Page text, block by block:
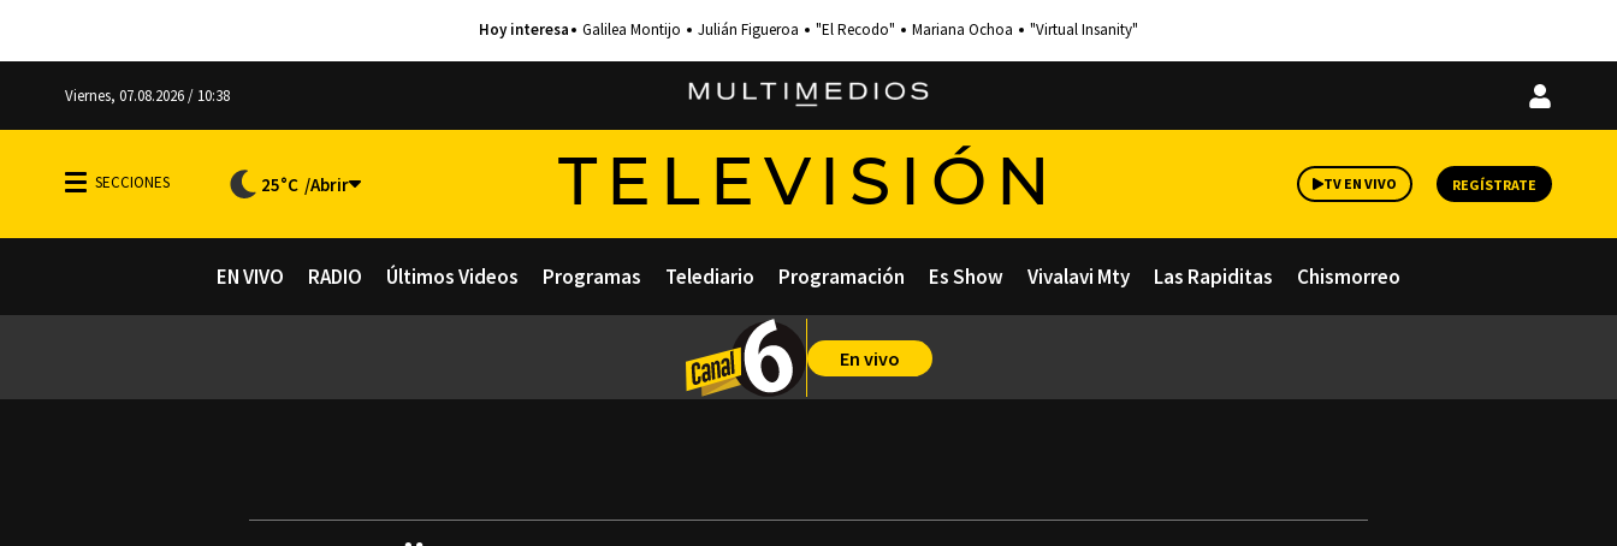
Galilea Montijo Julián Figueroa "El Recodo" Mariana Ochoa "Virtual Insanity"
Viernes, 07.08.2026 / 10:38
Iniciar
25°C TELEVISIÓN TV EN VIVO REGÍSTRATE
EN VIVO RADIO Últimos Videos Programas Telediario Programación Es Show Vivalavi Mty Las Rapiditas Chismorreo
En vivo